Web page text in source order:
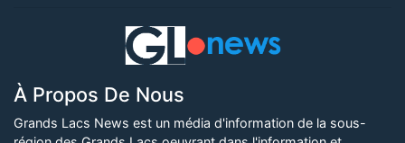
À Propos De Nous
Grands Lacs News est un média d'information de la sous-